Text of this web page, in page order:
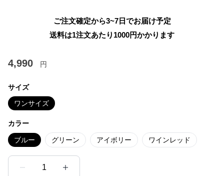
ご注文確定から3~7日でお届け予定
送料は1注文あたり 1000円かかります
4,990 円
サイズ
ワンサイズ
カラー
ブルー グリーン アイボリー ワインレッド
1